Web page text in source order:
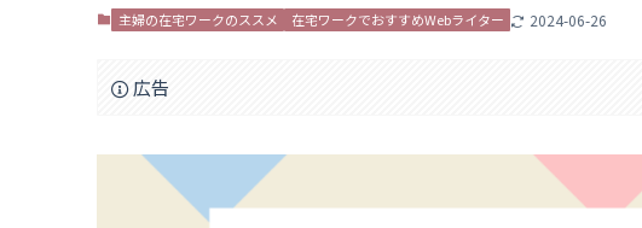
主婦の在宅ワークのススメ 在宅ワークでおすすめWebライター 2024-06-26
広告